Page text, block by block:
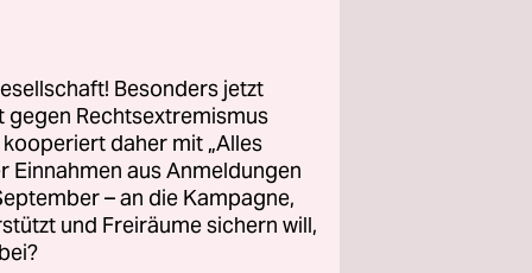
oder dieBesonders jetzt
gegen Rechtsextremismus
daher mit „Alles
Einnahmen aus Anmeldungen
– an die Kampagne,
und Freiräume sichern will,